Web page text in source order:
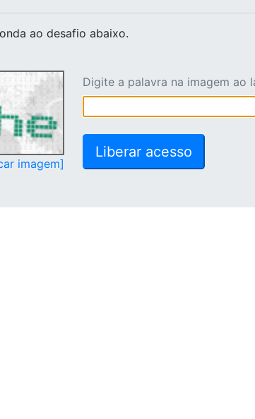
ao desafio abaixo.
imagem]
Digite a palavra na imagem ao